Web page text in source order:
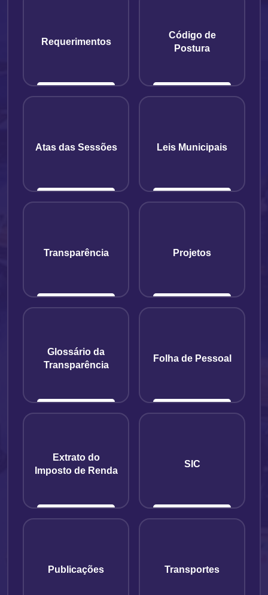
Requerimentos
Código de
Postura
Atas das Sessões Leis Municipais
Transparência Projetos
Glossário da
Transparência
Folha de Pessoal
Extrato do
Imposto de Renda
SIC
Publicações Transportes